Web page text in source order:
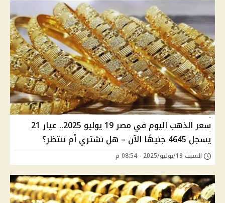
سعر الذهب اليوم في مصر 19 يوليو 2025.. عيار 21
يسجل 4645 جنيهًا الآن – هل نشتري أم ننتظر؟
السبت 19/يوليو/2025 - 08:54 م